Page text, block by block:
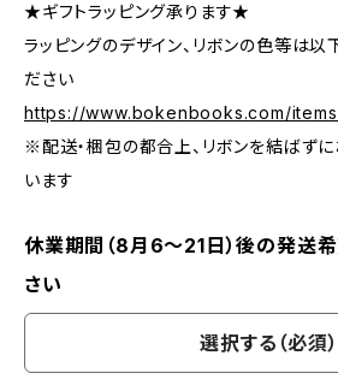
★ギフトラッピング承ります★
ラッピングのデザイン、リボンの色等は
ださい
https://www.bokenbooks.com/
※配送・梱包の都合上、リボンを結ばず
います
休業期間（8月6〜21日）後の発送
さい
選択する（必須）